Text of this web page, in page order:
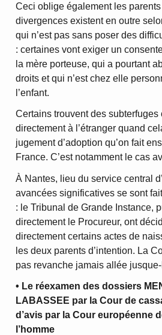
Ceci oblige également les
divergences existent en outre
qui n’est pas sans poser des
: certaines vont exiger un
la mère porteuse, qui a pourtant
droits et qui n’est chez elle
l’enfant.
Certains trouvent des subterfuges
directement à l’étranger quand
jugement d’adoption qu’on fait
France. C’est notamment le cas
À Nantes, lieu du service central
avancées significatives se sont
: le Tribunal de Grande Instance,
directement le Procureur, ont
directement certains actes de
les deux parents d’intention. La
pas revanche jamais allée
• Le réexamen des dossiers
LABASSEE par la Cour de
d’avis par la Cour européenne
l’homme